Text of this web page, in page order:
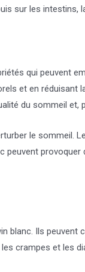
sur les intestins,
qui peuvent
et en
du sommeil et,
le sommeil.
Ils
crampes et les